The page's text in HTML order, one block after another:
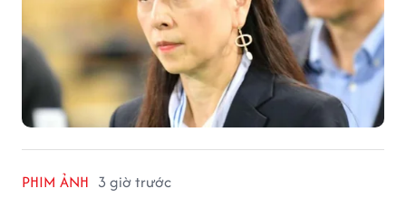
PHIM ẢNH 3 giờ trước